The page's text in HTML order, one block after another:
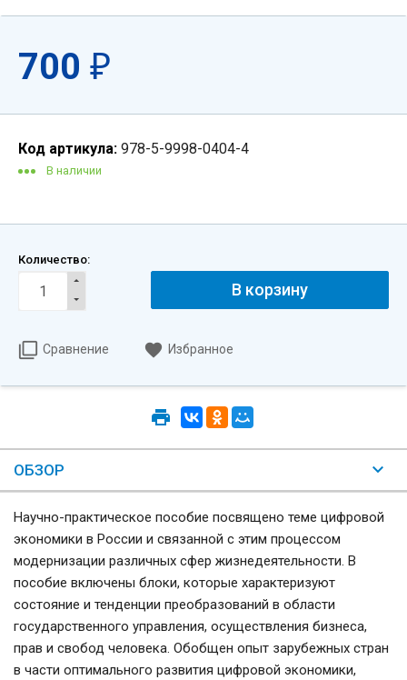
700 ₽
Код артикула: 978-5-9998-0404-4
В наличии
Количество:
В корзину
Сравнение Избранное
ОБЗОР
Научно-практическое пособие посвящено теме цифровой
экономики в России и связанной с этим процессом
модернизации различных сфер жизнедеятельности. В
пособие включены блоки, которые характеризуют
состояние и тенденции преобразований в области
государственного управления, осуществления бизнеса,
прав и свобод человека. Обобщен опыт зарубежных стран
в части оптимального развития цифровой экономики,